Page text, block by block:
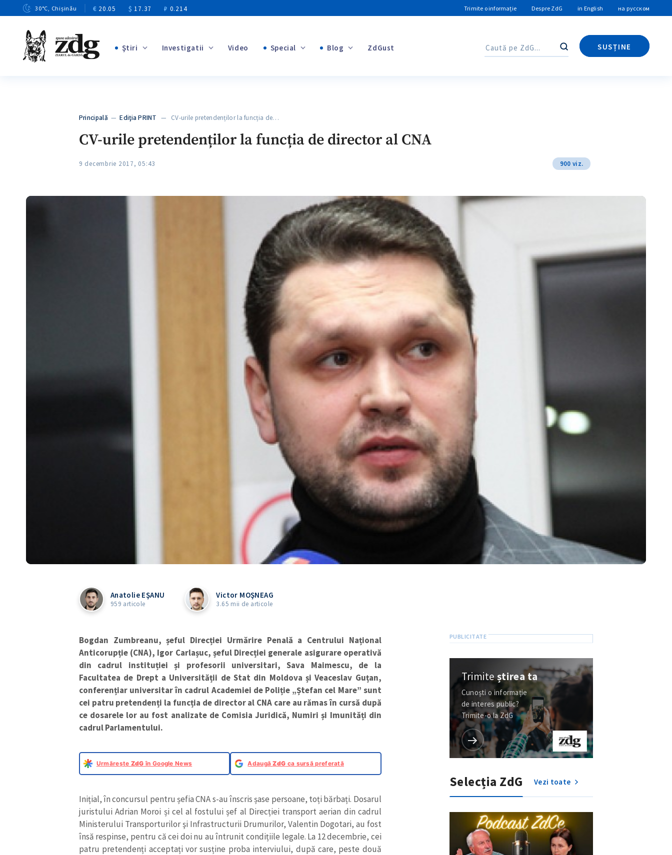
30°C, Chișinău € 20.05 $ 17.37 ₽ 0.214 Trimite o informație Despre ZdG in English на русском
Ştiri Investigatii Video Special Blog ZdGust Caută
SUSȚINE
Caută
Principală —Ediţia PRINT— CV-urile pretendenților la funcția de…
CV-urile pretendenților la funcția de director al CNA
9 decembrie 2017, 05:43 900 viz.
Anatolie EŞANU
959 articole
Victor MOŞNEAG
3.65 mii de articole
Bogdan Zumbreanu, șeful Direcției Urmărire Penală a Centrului Național
Anticorupție (CNA), Igor Carlașuc, șeful Direcției generale asigurare operativă
din cadrul instituțieiși profesorii universitari, Sava Maimescu, de la
Facultatea de Drept a Universității de Stat din Moldova și Veaceslav Guțan,
conferențiar universitar în cadrul Academiei de Poliție „Ștefan cel Mare” sunt
cei patru pretendenți la funcția de director al CNA care au rămas în cursă după
ce dosarele lor au fost analizate de Comisia Juridică, Numiri și Imunități din
cadrul Parlamentului.
Urmărește ZdG în Google News AdaugăZdG ca sursă preferată
Inițial, în concursul pentru șefia CNA s-au înscris șase persoane, toți bărbați. Dosarul
juristului Adrian Moroi și cel al fostului șef al Direcției transport aerian din cadrul
Ministerului Transporturilor şi Infrastructurii Drumurilor, Valentin Dogotari, au fost
însă respinse, pentru că cei doi nu au întrunit condițiile legale. La 12 decembrie, cei
patru pretendenți acceptați vor susține proba interviului, după care, peste două
Trimiteștirea ta
Cunoști o informație
de interes public?
Trimite-o la ZdG
Selecția ZdG Vezi toate